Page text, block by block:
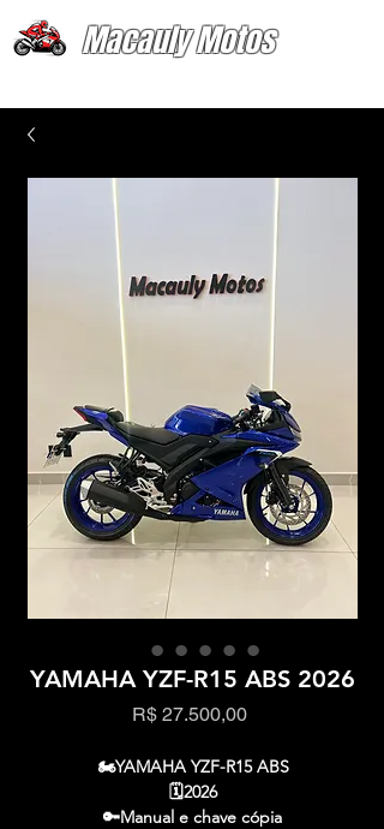
Macauly Motos
YAMAHA YZF-R15 ABS 2026
R$ 27.500,00Preço
🏍️YAMAHA YZF-R15 ABS
🗓️2026
🔑Manual e chave cópia